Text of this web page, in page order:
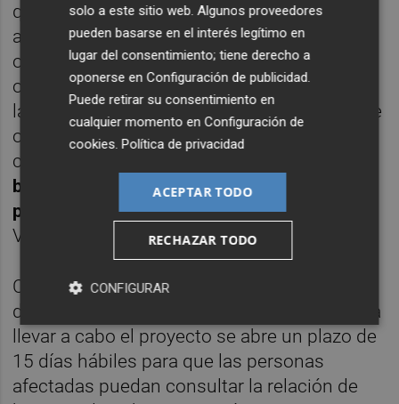
que se prolongará durante 11 meses, se
afectarán 3.263 metros cuadrados por
ocupación temporal para instalaciones de
obra, acopios de tierra, talleres, almacenes,
laboratorios o depósitos de materiales, entre
otras actuaciones necesarias para llevar a
cabo el proyecto. En total, la
bienes y derechos afectados incluye 39
propiedadesen el entorno de la estación de
Vila-real.
Con la publicación en el BOE de la
declaración de necesidad de ocupación para
llevar a cabo el proyecto se abre un plazo de
15 días hábiles para que las personas
afectadas puedan consultar la relación de
solo a este sitio web. Algunos proveedores
pueden basarse en el interés legítimo en
lugar del consentimiento; tiene derecho a
oponerse enConfiguración de publicidad
Puede retirar su consentimiento en
cualquier momento enConfiguración de
cookies .Política de privacidad
ACEPTAR TODO
RECHAZAR TODO
CONFIGURAR